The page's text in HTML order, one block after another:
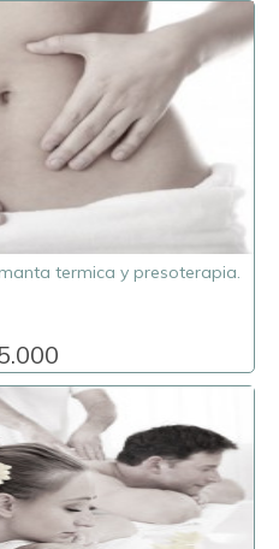
termica y presoterapia.